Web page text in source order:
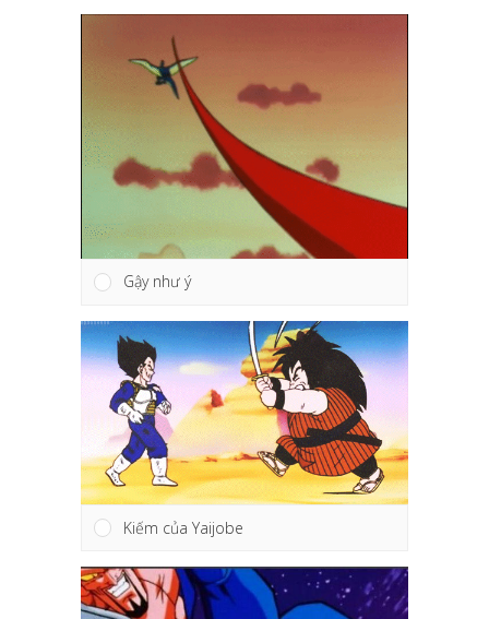
Gậy như ý
Kiếm của Yaijobe